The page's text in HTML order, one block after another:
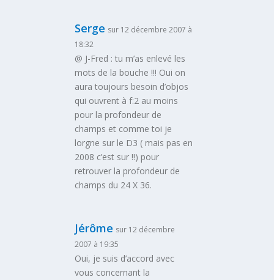
Serge sur 12 décembre 2007 à
18:32
@ J-Fred : tu m’as enlevé les
mots de la bouche !!! Oui on
aura toujours besoin d’objos
qui ouvrent à f:2 au moins
pour la profondeur de
champs et comme toi je
lorgne sur le D3 ( mais pas en
2008 c’est sur !!) pour
retrouver la profondeur de
champs du 24 X 36.
Jérôme sur 12 décembre
2007 à 19:35
Oui, je suis d’accord avec
vous concernant la